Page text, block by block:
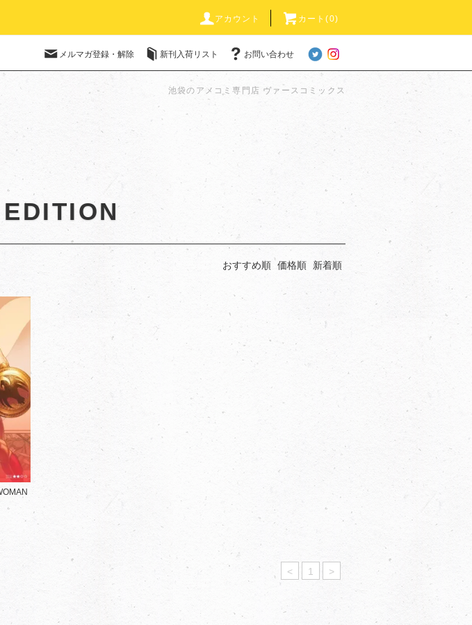
アカウント カート(0)
メルマガ登録・解除 新刊入荷リスト お問い合わせ
池袋のアメコミ専門店 ヴァースコミックス
おすすめ順 価格順 新着順
< 1 >